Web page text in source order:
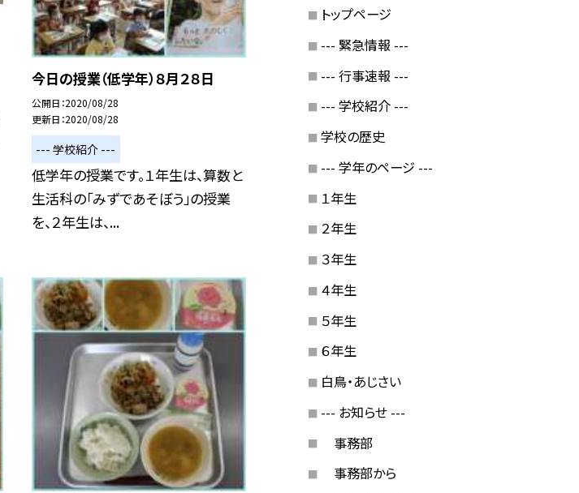
今日の授業（低学年）８月２８日
公開日 2020/08/28
更新日 2020/08/28
--- 学校紹介 ---
低学年の授業です。１年生は、算数と
生活科の「みずであそぼう」の授業
を、２年生は、...
トップページ
--- 緊急情報 ---
--- 行事速報 ---
--- 学校紹介 ---
学校の歴史
--- 学年のページ ---
１年生
２年生
３年生
４年生
５年生
６年生
白鳥・あじさい
--- お知らせ ---
事務部
事務部から